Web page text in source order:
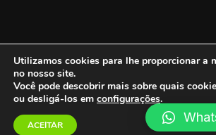
2023 ©Mush.
Utilizamos cookies para lhe proporcionar a
no nosso site.
Você pode descobrir mais sobre quais
ou desligá-los em configurações.
ACEITAR